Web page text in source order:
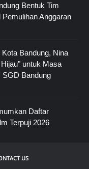
Bentuk Tim
Anggaran
Bandung, Nina
untuk Masa
SGD Bandung
Daftar
Terpuji 2026
US